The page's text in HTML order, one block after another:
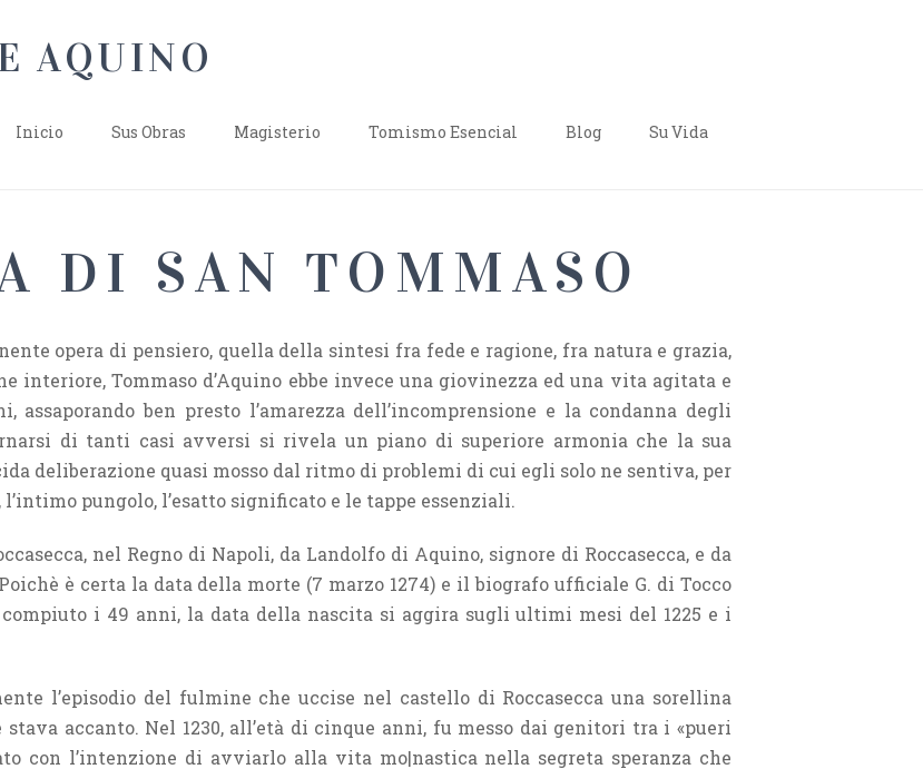
Inicio Sus Obras Magisterio Tomismo Esencial Blog Su Vida
DI SAN TOMMASO
opera di pensiero, quella della sintesi fra fede e ragione, fra natura e grazia,
interiore, Tommaso d’Aquino ebbe invece una giovinezza ed una vita agitata e
ben presto l’amarezza dell’incomprensione e la condanna degli
di tanti casi avversi si rivela un piano di superiore armonia che la sua
deliberazione quasi mosso dal ritmo di problemi di cui egli solo ne sentiva, per
pungolo, l’esatto significato e le tappe essenziali.
nel Regno di Napoli, da Landolfo di Aquino, signore di Roccasecca, e da
è certa la data della morte (7 marzo 1274) e il biografo ufficiale G. di Tocco
i 49 anni, la data della nascita si aggira sugli ultimi mesi del 1225 e i
l’episodio del fulmine che uccise nel castello di Roccasecca una sorellina
accanto. Nel 1230, all’età di cinque anni, fu messo dai genitori tra i «pueri
con l’intenzione di avviarlo alla vita mo|nastica nella segreta speranza che